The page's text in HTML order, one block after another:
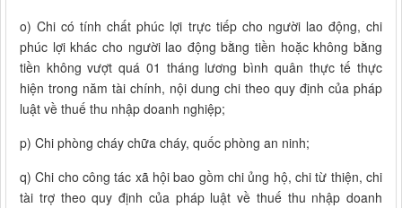
o) Chi có tính chất phúc lợi trực tiếp cho người lao động, chi
phúc lợi khác cho người lao động bằng tiền hoặc không bằng
tiền không vượt quá 01 tháng lương bình quân thực tế thực
hiện trong năm tài chính, nội dung chi theo quy định của pháp
luật về thuế thu nhập doanh nghiệp;
p) Chi phòng cháy chữa cháy, quốc phòng an ninh;
q) Chi cho công tác xã hội bao gồm chi ủng hộ, chi từ thiện, chi
tài trợ theo quy định của pháp luật về thuế thu nhập doanh